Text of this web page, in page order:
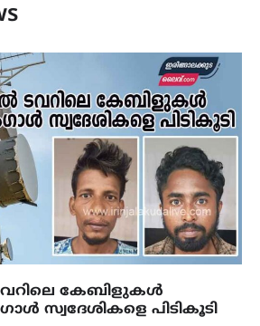
കേബിളുകൾ
സ്വദേശികളെ പിടികൂടി